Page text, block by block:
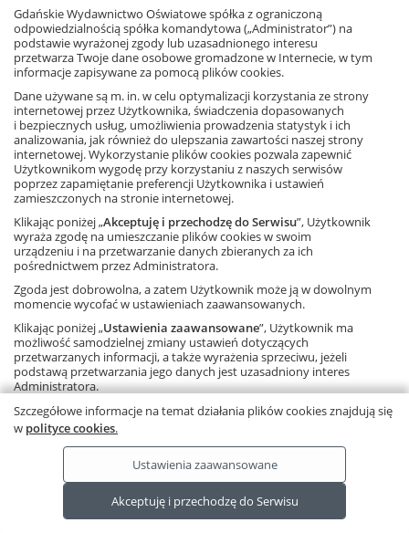
FACEBOOK
POLECANE STRONY
O NAS
WSPÓŁPRACA Z GWO
KONTAKT
Copyright © by Gdańskie Wydawnictwo Oświatowe - 2026
Ta strona wykorzystuje pliki cookies.
Dowiedz się więcej
Gdańskie Wydawnictwo Oświatowe spółka z ograniczoną
odpowiedzialnością spółka komandytowa („Administrator”) na
podstawie wyrażonej zgody lub uzasadnionego interesu
przetwarza Twoje dane osobowe gromadzone w Internecie, w tym
informacje zapisywane za pomocą plików cookies.
Dane używane są m. in. w celu optymalizacji korzystania ze strony
internetowej przez Użytkownika, świadczenia dopasowanych
i bezpiecznych usług, umożliwienia prowadzenia statystyk i ich
analizowania, jak również do ulepszania zawartości naszej strony
internetowej. Wykorzystanie plików cookies pozwala zapewnić
Użytkownikom wygodę przy korzystaniu z naszych serwisów
poprzez zapamiętanie preferencji Użytkownika i ustawień
zamieszczonych na stronie internetowej.
Klikając poniżej „Akceptuję i przechodzę do Serwisu”, Użytkownik
wyraża zgodę na umieszczanie plików cookies w swoim
urządzeniu i na przetwarzanie danych zbieranych za ich
pośrednictwem przez Administratora.
Zgoda jest dobrowolna, a zatem Użytkownik może ją w dowolnym
momencie wycofać w ustawieniach zaawansowanych.
Klikając poniżej „Ustawienia zaawansowane”, Użytkownik ma
możliwość samodzielnej zmiany ustawień dotyczących
przetwarzanych informacji, a także wyrażenia sprzeciwu, jeżeli
podstawą przetwarzania jego danych jest uzasadniony interes
Administratora.
Należy pamiętać, że korzystanie ze strony internetowej bez
zmiany ustawień oznacza, że pliki cookies będą zapisywane na
urządzeniu końcowym Użytkownika.
Szczegółowe informacje na temat działania plików cookies znajdują się
w polityce cookies.
Ustawienia zaawansowane
Akceptuję i przechodzę do Serwisu